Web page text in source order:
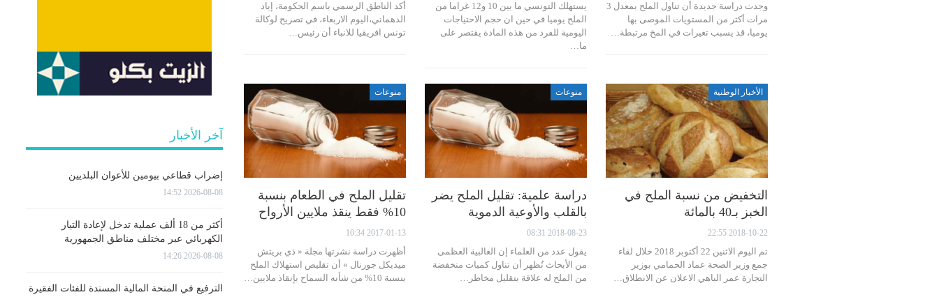
وجدت دراسة جديدة أن تناول الملح بمعدل 3
مرات أكثر من المستويات الموصى بها
يوميا، قد يسبب تغيرات في المخ مرتبطة…
يستهلك التونسي ما بين 10 و12 غراما من
الملح يوميا في حين ان حجم الاحتياجات
اليومية للفرد من هذه المادة يقتصر على
ما…
أكد الناطق الرسمي باسم الحكومة، إياد
الدهماني،اليوم الاربعاء، في تصريح لوكالة
تونس افريقيا للانباء أن رئيس…
الأخبار الوطنية
التخفيض من نسبة الملح في
الخبز بـ40 بالمائة
2018-10-22 22:55
تم اليوم الاثنين 22 أكتوبر 2018 خلال لقاء
جمع وزير الصحة عماد الحمامي بوزير
التجارة عمر الباهي الاعلان عن الانطلاق…
منوعات
دراسة علمية: تقليل الملح يضر
بالقلب والأوعية الدموية
2018-08-23 08:31
يقول عدد من العلماء إن الغالبية العظمى
من الأبحاث تُظهر أن تناول كميات منخفضة
من الملح له علاقة بتقليل مخاطر…
منوعات
تقليل الملح في الطعام بنسبة
10% فقط ينقذ ملايين الأرواح
2017-01-13 10:34
أظهرت دراسة نشرتها مجلة « ذي بريتش
ميديكل جورنال » أن تقليص استهلاك الملح
بنسبة 10% من شأنه السماح بإنقاذ ملايين…
آخر الأخبار
إضراب قطاعي بيومين للأعوان البلديين
2026-08-08 14:52
أكثر من 18 ألف عملية تدخل لإعادة التيار
الكهربائي عبر مختلف مناطق الجمهورية
2026-08-08 14:26
الترفيع في المنحة المالية المسندة للفئات الفقيرة